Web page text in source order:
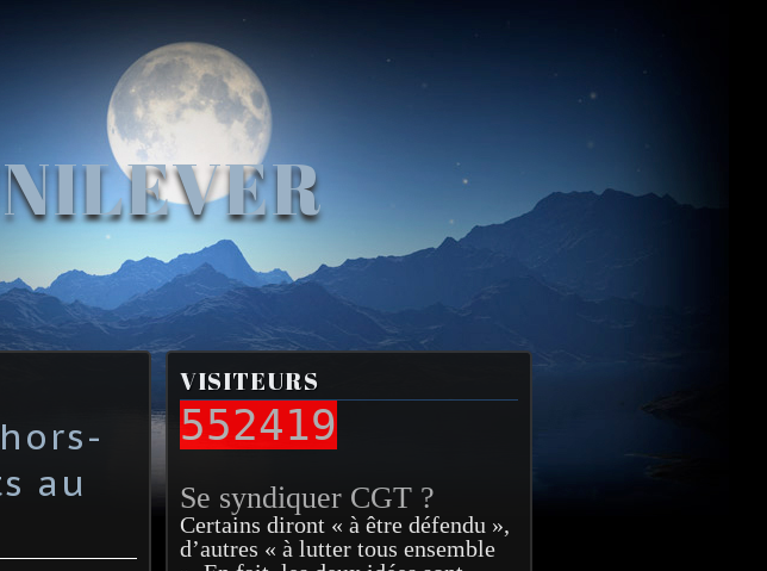
au
VISITEURS
552419
Se syndiquer CGT ?
Certains diront « à être défendu »,
d’autres « à lutter tous ensemble